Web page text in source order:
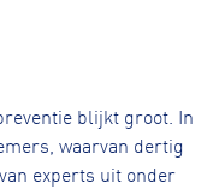
blijkt groot. In
waarvan dertig
experts uit onder